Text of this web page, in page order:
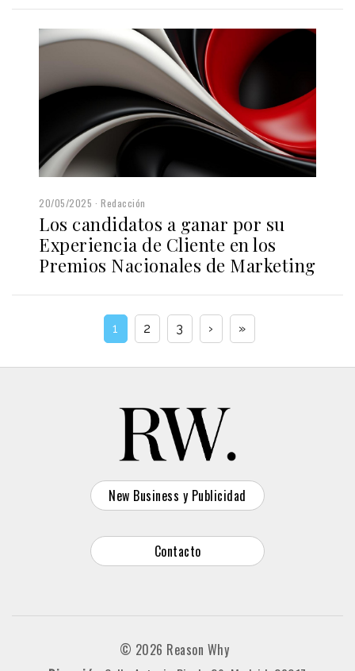
20/05/2025 Redacción
Los candidatos a ganar por su
Experiencia de Cliente en los
Premios Nacionales de Marketing
1 2 3 › »
New Business y Publicidad
Contacto
© 2026 Reason Why